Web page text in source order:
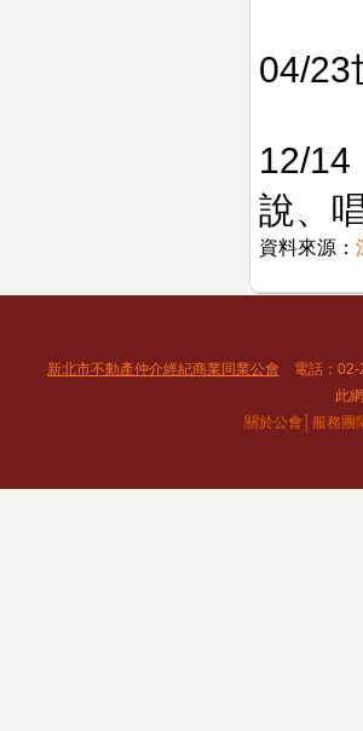
04/23
12/14
說、
資料來源：
新北市不動產仲介經紀商業同業公會 電話：02-
此
關於公會│ 服務團